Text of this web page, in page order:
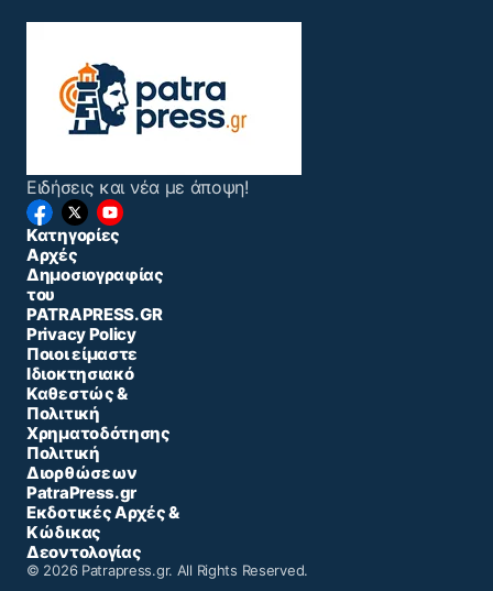
Ειδήσεις και νέα με άποψη!
Κατηγορίες
Αρχές
Δημοσιογραφίας
του
PATRAPRESS.GR
Privacy Policy
Ποιοι είμαστε
Ιδιοκτησιακό
Καθεστώς &
Πολιτική
Χρηματοδότησης
Πολιτική
Διορθώσεων
PatraPress.gr
Εκδοτικές Αρχές &
Κώδικας
Δεοντολογίας
© 2026 Patrapress.gr. All Rights Reserved.